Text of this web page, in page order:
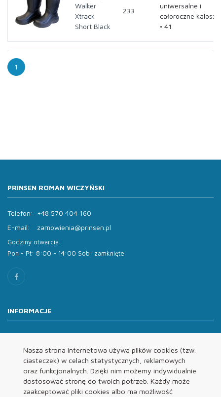
Nasza strona internetowa używa plików cookies (tzw.
ciasteczek) w celach statystycznych, reklamowych
oraz funkcjonalnych. Dzięki nim możemy indywidualnie
dostosować stronę do twoich potrzeb. Każdy może
zaakceptować pliki cookies albo ma możliwość
Walker
Xtrack
Short Black
233
uniwersalne i
całoroczne kalosze
• 41
1
PRINSEN ROMAN WICZYŃSKI
Telefon:
+48 570 404 160
E-mail:
zamowienia@prinsen.pl
Godziny otwarcia:
Pon - Pt: 8:00 - 14:00 Sob: zamknięte
INFORMACJE
Oferta
Kontakt
REGULAMINY